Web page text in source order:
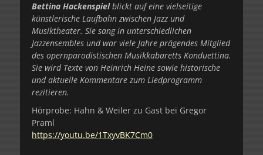
Bettina Hackenspielblickt auf eine vielseitige
künstlerische Laufbahn zwischen Jazz und
Musiktheater. Sie sang in unterschiedlichen
Jazzensembles und war viele Jahre prägendes Mitglied
des opernparodistischen Musikkabaretts Konduettina.
Sie wird Texte von Heinrich Heine sowie historische
und aktuelle Kommentare zum Liedprogramm
rezitieren.
Hörprobe: Hahn & Weiler zu Gast bei Gregor
Praml
https://youtu.be/1TxyvBK7Cm0